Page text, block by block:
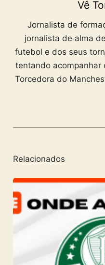
Vê
Jornalista de
jornalista de alma
futebol e dos seus
tentando acompanhar
Torcedora do
Relacionados